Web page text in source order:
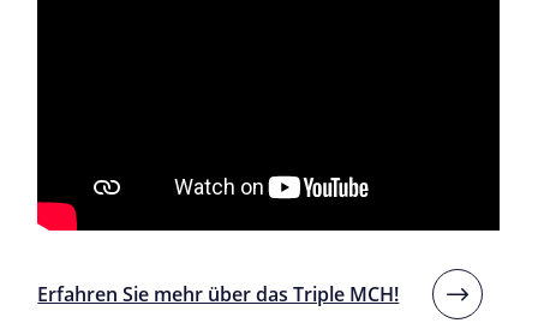
Erfahren Sie mehr über das Triple MCH!